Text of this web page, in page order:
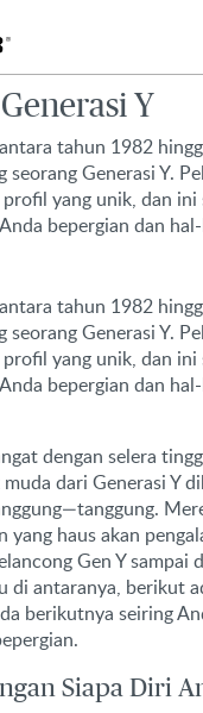
Y
tahun 1982
seorang Generasi Y.
yang unik, dan ini
bepergian dan
tahun 1982
seorang Generasi Y.
yang unik, dan ini
bepergian dan
dengan selera
dari Generasi Y
yang haus akan
Gen Y sampai
di antaranya, berikut
berikutnya seiring
Siapa Diri